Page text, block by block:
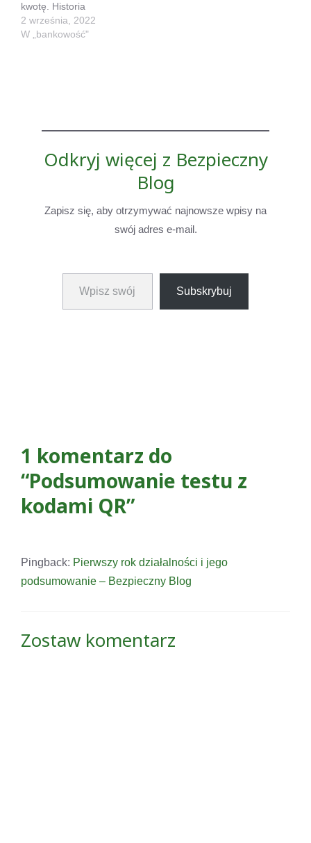
kwotę. Historia
prawdziwa, choć
szczegóły się różnią z
Jednak w tym wypadku
2 września, 2022
W „bankowość"
Odkryj więcej z Bezpieczny
Blog
Zapisz się, aby otrzymywać najnowsze wpisy na
swój adres e-mail.
Wpisz swój adres e-mail…
Subskrybuj
1 komentarz do
“Podsumowanie testu z
kodami QR”
Pingback: Pierwszy rok działalności i jego
podsumowanie – Bezpieczny Blog
Zostaw komentarz